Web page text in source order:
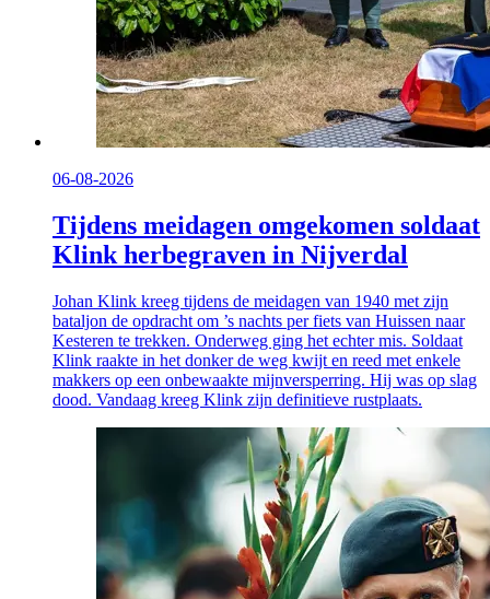
06-08-2026
Tijdens meidagen omgekomen soldaat
Klink herbegraven in Nijverdal
Johan Klink kreeg tijdens de meidagen van 1940 met zijn
bataljon de opdracht om ’s nachts per fiets van Huissen naar
Kesteren te trekken. Onderweg ging het echter mis. Soldaat
Klink raakte in het donker de weg kwijt en reed met enkele
makkers op een onbewaakte mijnversperring. Hij was op slag
dood. Vandaag kreeg Klink zijn definitieve rustplaats.